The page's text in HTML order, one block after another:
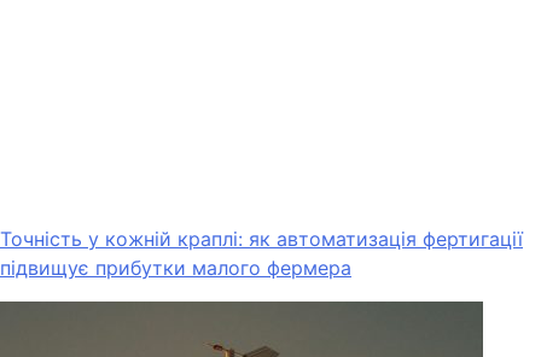
Точність у кожній краплі: як автоматизація фертигації
підвищує прибутки малого фермера